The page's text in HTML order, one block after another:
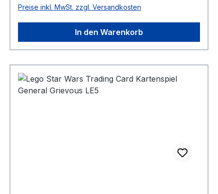
Preise inkl. MwSt. zzgl. Versandkosten
In den Warenkorb